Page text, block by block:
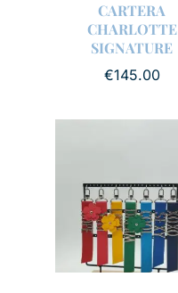
CARTERA
CHARLOTTE
SIGNATURE
€145.00